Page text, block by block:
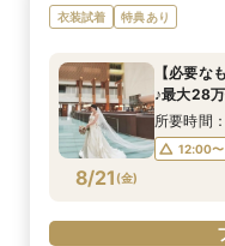
8/20(木)
《オンラ
特典付き
18:00〜
8/20(木)
【平日限
限定特典付
12:00〜
8/20(木)
スマホ・
のご相談も
12:00〜
衣装試着 特典あり
8/21 (金)
【必要な
♪最大28
所要時間
12:00〜